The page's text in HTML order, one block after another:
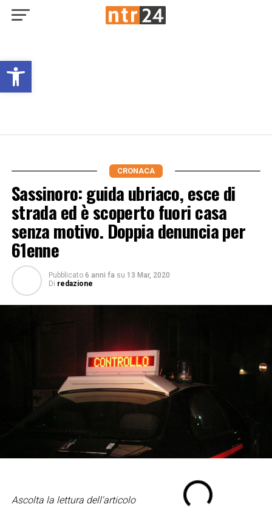
Open toolbar
CRONACA
Sassinoro: guida ubriaco, esce di
strada ed è scoperto fuori casa
senza motivo. Doppia denuncia per
61enne
Pubblicato 6 anni fa su 13 Mar, 2020
Di redazione
Ascolta la lettura dell'articolo